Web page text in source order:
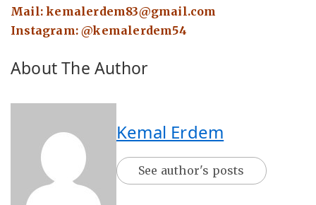
Mail:kemalerdem83@gmail.com
Instagram: @kemalerdem54
About The Author
Kemal Erdem
See author's posts